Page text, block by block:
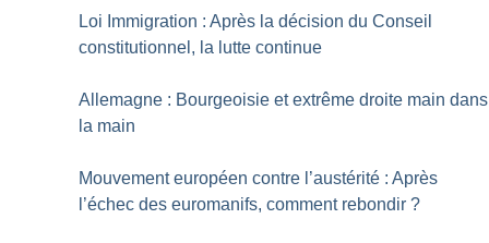
Loi Immigration : Après la décision du Conseil
constitutionnel, la lutte continue
Allemagne : Bourgeoisie et extrême droite main dans
la main
Mouvement européen contre l’austérité : Après
l’échec des euromanifs, comment rebondir ?